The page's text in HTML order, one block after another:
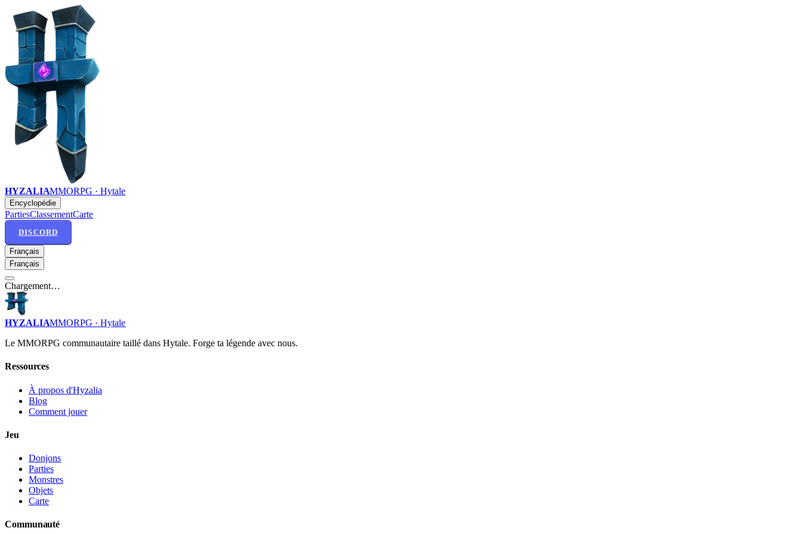
HYZALIAMMORPG · Hytale
Encyclopédie
PartiesClassementCarte
DISCORD
Français
Français
Chargement…
HYZALIAMMORPG · Hytale
Le MMORPG communautaire taillé dans Hytale. Forge ta légende avec nous.
Ressources
À propos d'Hyzalia
Blog
Comment jouer
Jeu
Donjons
Parties
Monstres
Objets
Carte
Communauté